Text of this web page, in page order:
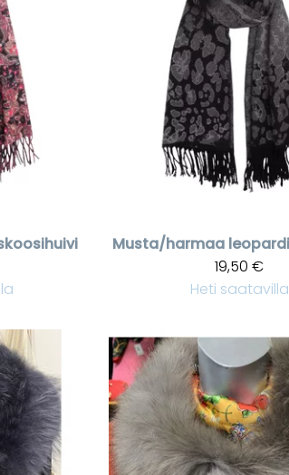
19,50 €
Heti saatavilla